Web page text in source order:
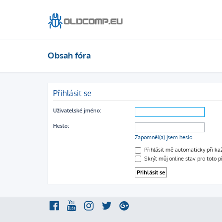
Obsah fóra
Přihlásit se
Uživatelské jméno:
Heslo:
Zapomněl(a) jsem heslo
Přihlásit mě automaticky při
Skrýt můj online stav pro toto